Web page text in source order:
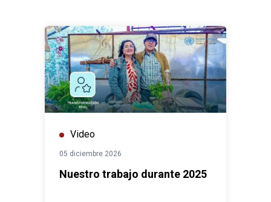
Video
05 diciembre 2026
Nuestro trabajo durante 2025